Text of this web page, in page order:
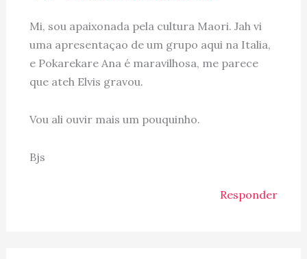
Mi, sou apaixonada pela cultura Maori. Jah vi
uma apresentaçao de um grupo aqui na Italia,
e Pokarekare Ana é maravilhosa, me parece
que ateh Elvis gravou.
Vou ali ouvir mais um pouquinho.
Bjs
Responder